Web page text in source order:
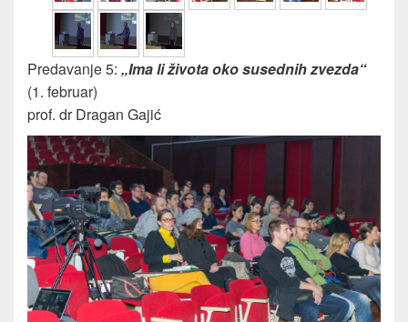
Predavanje 5: „Ima li života oko susednih zvezda“
(1. februar)
prof. dr Dragan Gajić